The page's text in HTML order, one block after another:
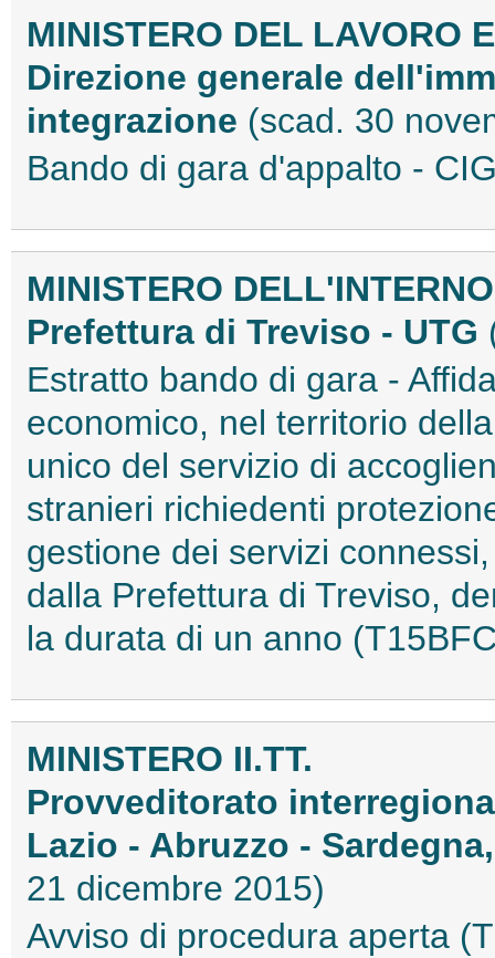
MINISTERO DEL LAVORO
Direzione generale
integrazione (scad. 30
Bando di gara d'appalto -
MINISTERO DELL'INTERNO
Prefettura di Treviso - UTG
Estratto bando di gara -
economico, nel territorio
unico del servizio di
stranieri richiedenti
gestione dei servizi
dalla Prefettura di Treviso,
la durata di un anno
MINISTERO II.TT.
Provveditorato
Lazio - Abruzzo -
21 dicembre 2015)
Avviso di procedura aperta